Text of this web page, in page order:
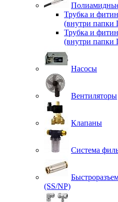
Трубка и
(внутри папки
Трубка и
(внутри папки
Насосы
Вентиляторы
Клапаны
Система
(SS/NP)